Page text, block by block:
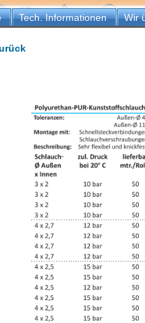
Tech. Informationen Wir